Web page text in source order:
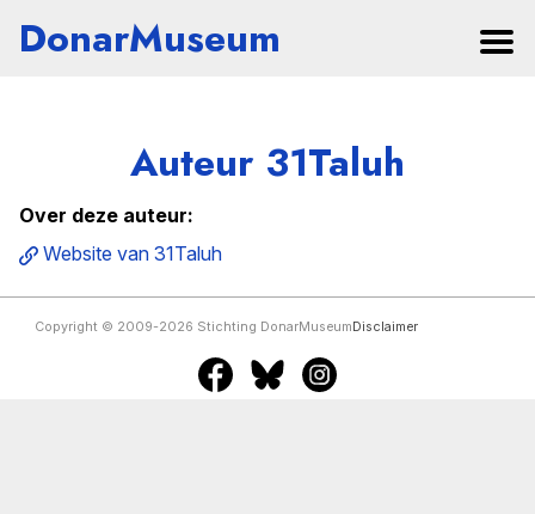
DonarMuseum
Auteur 31Taluh
Over deze auteur:
Website van 31Taluh
Copyright © 2009-2026 Stichting DonarMuseum Disclaimer